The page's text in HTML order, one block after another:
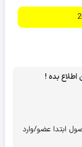
بده !
ابتدا عضو/وارد